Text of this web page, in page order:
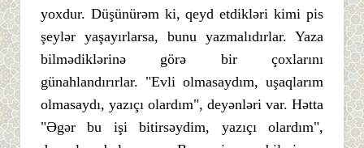
yoxdur. Düşünürəm ki, qeyd etdikləri kimi pis
şeylər yaşayırlarsa, bunu yazmalıdırlar. Yaza
bilmədiklərinə görə bir çoxlarını
günahlandırırlar. "Evli olmasaydım, uşaqlarım
olmasaydı, yazıçı olardım", deyənləri var. Hətta
"Əgər bu işi bitirsəydim, yazıçı olardım",